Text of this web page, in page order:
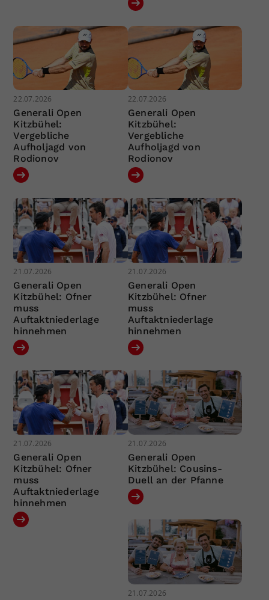
22.07.2026
Generali Open
Kitzbühel:
Vergebliche
Aufholjagd von
Rodionov
22.07.2026
Generali Open
Kitzbühel:
Vergebliche
Aufholjagd von
Rodionov
21.07.2026
Generali Open
Kitzbühel: Ofner
muss
Auftaktniederlage
hinnehmen
21.07.2026
Generali Open
Kitzbühel: Ofner
muss
Auftaktniederlage
hinnehmen
21.07.2026
Generali Open
Kitzbühel: Ofner
muss
Auftaktniederlage
hinnehmen
21.07.2026
Generali Open
Kitzbühel: Cousins-
Duell an der Pfanne
21.07.2026